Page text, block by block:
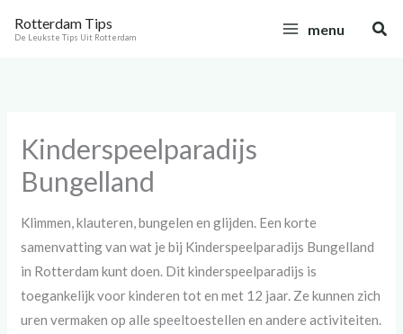
naar
Rotterdam Tips
De Leukste Tips Uit Rotterdam menu
Kinderspeelparadijs
Bungelland
Klimmen, klauteren, bungelen en glijden. Een korte
samenvatting van wat je bij Kinderspeelparadijs Bungelland
in Rotterdam kunt doen. Dit kinderspeelparadijs is
toegankelijk voor kinderen tot en met 12 jaar. Ze kunnen zich
uren vermaken op alle speeltoestellen en andere activiteiten.
a
o
r
e
ë